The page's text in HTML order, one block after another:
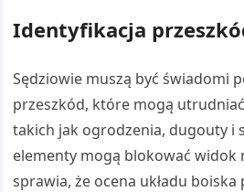
Identyfikacja
Sędziowie muszą być świadomi
przeszkód, które mogą
takich jak ogrodzenia, dugouty i
elementy mogą blokować widok
sprawia, że ocena układu